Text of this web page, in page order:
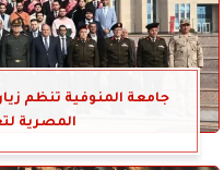
جامعة المنوفية تنظم
المصرية